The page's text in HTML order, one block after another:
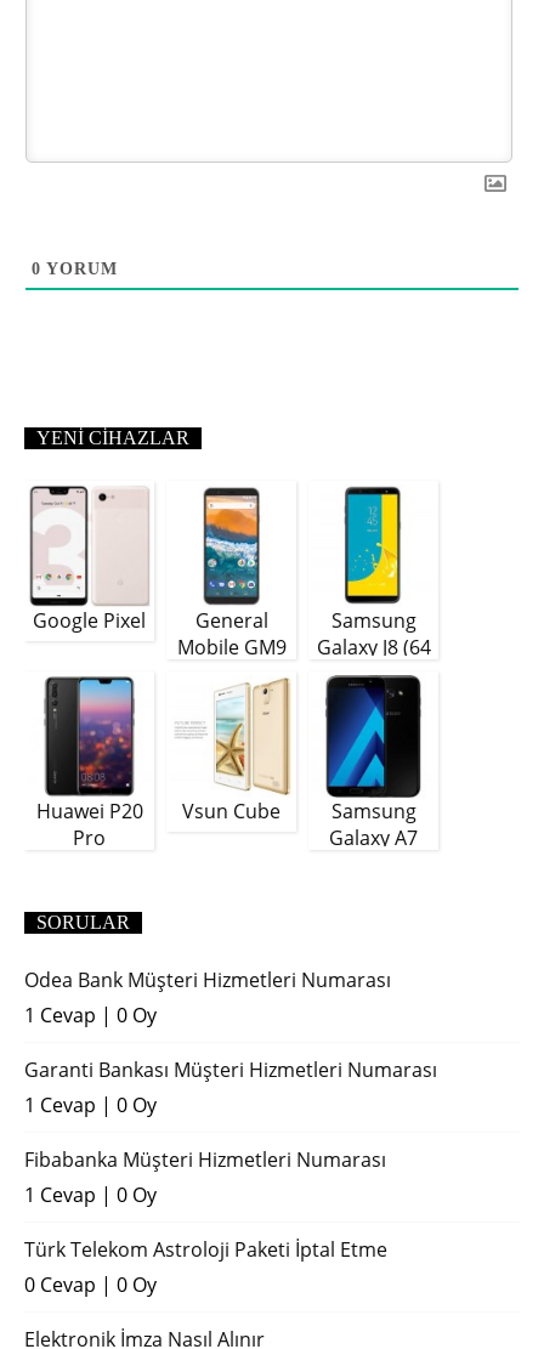
0 YORUM
YENI CIHAZLAR
Google Pixel
General
Mobile GM9
Samsung
Galaxy J8 (64
GB)
Huawei P20
Pro
Vsun Cube
Samsung
Galaxy A7
SORULAR
Odea Bank Müşteri Hizmetleri Numarası
1 Cevap | 0 Oy
Garanti Bankası Müşteri Hizmetleri Numarası
1 Cevap | 0 Oy
Fibabanka Müşteri Hizmetleri Numarası
1 Cevap | 0 Oy
Türk Telekom Astroloji Paketi İptal Etme
0 Cevap | 0 Oy
Elektronik İmza Nasıl Alınır